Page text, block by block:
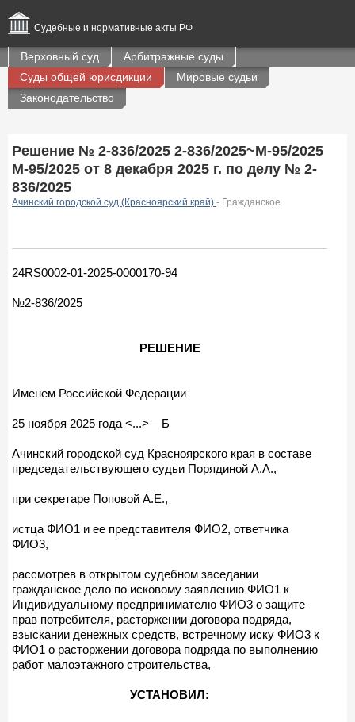
Судебные и нормативные акты РФ
Верховный суд
Арбитражные суды
Суды общей юрисдикции
Мировые судьи
Законодательство
Решение № 2-836/2025 2-836/2025~М-95/2025
М-95/2025 от 8 декабря 2025 г. по делу № 2-
836/2025
Ачинский городской суд (Красноярский край) - Гражданское
24RS0002-01-2025-0000170-94
№2-836/2025
РЕШЕНИЕ
Именем Российской Федерации
25 ноября 2025 года <...> – Б
Ачинский городской суд Красноярского края в составе
председательствующего судьи Порядиной А.А.,
при секретаре Поповой А.Е.,
истца ФИО1 и ее представителя ФИО2, ответчика
ФИО3,
рассмотрев в открытом судебном заседании
гражданское дело по исковому заявлению ФИО1 к
Индивидуальному предпринимателю ФИО3 о защите
прав потребителя, расторжении договора подряда,
взыскании денежных средств, встречному иску ФИО3 к
ФИО1 о расторжении договора подряда по выполнению
работ малоэтажного строительства,
УСТАНОВИЛ: